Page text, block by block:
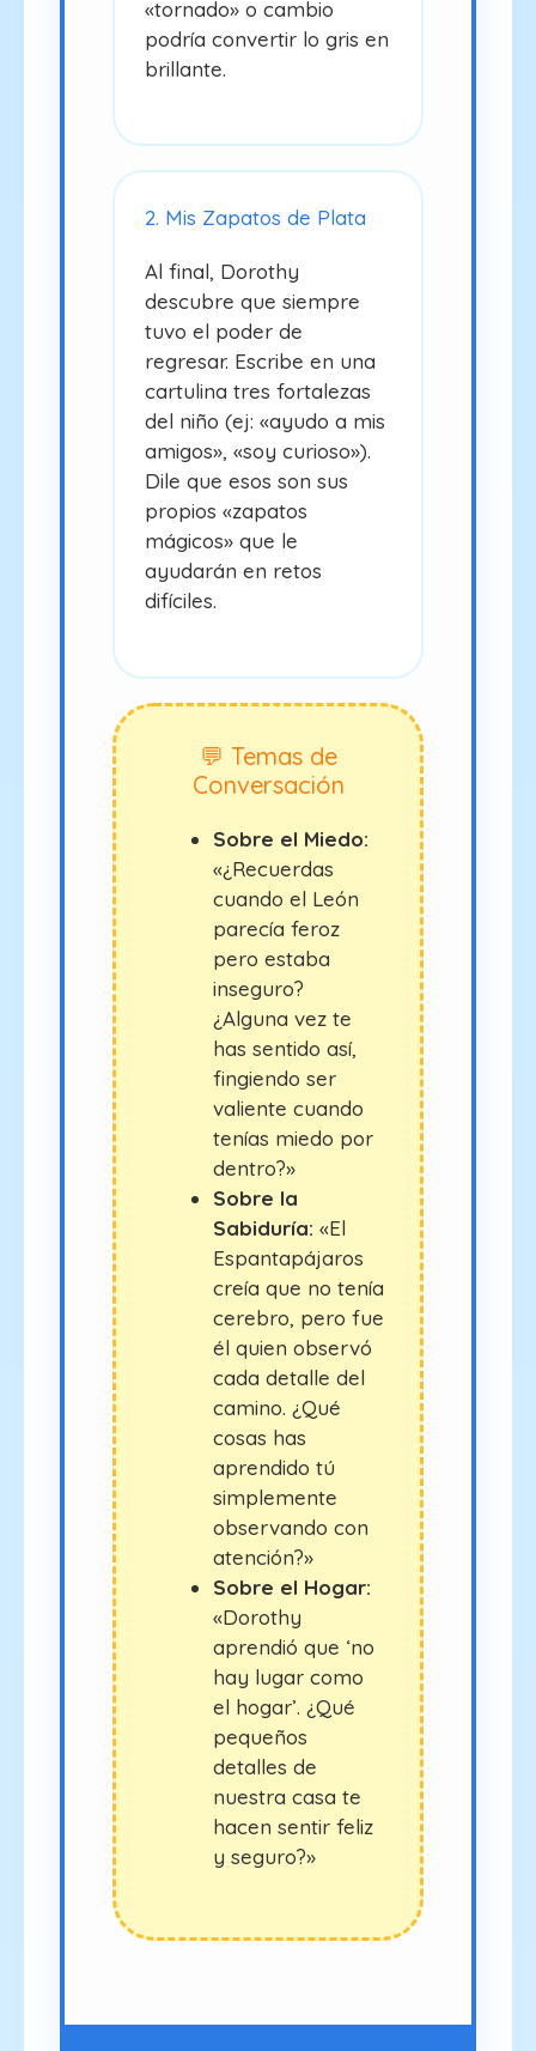
«tornado» o cambio
podría convertir lo gris en
brillante.
2. Mis Zapatos de Plata
Al final, Dorothy
descubre que siempre
tuvo el poder de
regresar. Escribe en una
cartulina tres fortalezas
del niño (ej: «ayudo a mis
amigos», «soy curioso»).
Dile que esos son sus
propios «zapatos
mágicos» que le
ayudarán en retos
difíciles.
💬 Temas de
Conversación
Sobre el Miedo:
«¿Recuerdas
cuando el León
parecía feroz
pero estaba
inseguro?
¿Alguna vez te
has sentido así,
fingiendo ser
valiente cuando
tenías miedo por
dentro?»
Sobre la
Sabiduría: «El
Espantapájaros
creía que no tenía
cerebro, pero fue
él quien observó
cada detalle del
camino. ¿Qué
cosas has
aprendido tú
simplemente
observando con
atención?»
Sobre el Hogar:
«Dorothy
aprendió que ‘no
hay lugar como
el hogar’. ¿Qué
pequeños
detalles de
nuestra casa te
hacen sentir feliz
y seguro?»